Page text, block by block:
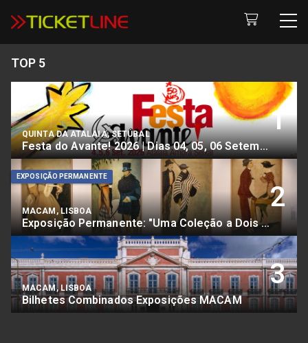
TOP 5
QUINTA DA ATALAIA, SETÚBAL
Festa do Avante! 2026 | Dias 04, 05, 06 Setembro
1
EXPOSIÇÃO PERMANENTE
MACAM, LISBOA
Exposição Permanente: "Uma Coleção a Dois Tempos"
2
MACAM, LISBOA
Bilhetes Combinados Exposições MACAM
3